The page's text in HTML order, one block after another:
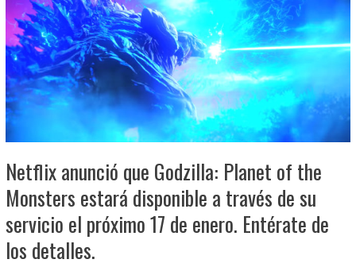
Netflix anunció que Godzilla: Planet of the
Monsters estará disponible a través de su
servicio el próximo 17 de enero. Entérate de
los detalles.